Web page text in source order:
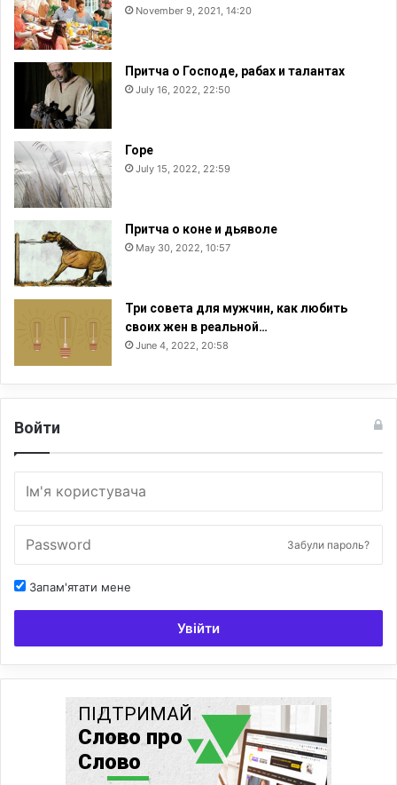
November 9, 2021, 14:20
Притча о Господе, рабах и талантах
July 16, 2022, 22:50
Горе
July 15, 2022, 22:59
Притча о коне и дьяволе
May 30, 2022, 10:57
Три совета для мужчин, как любить
своих жен в реальной…
June 4, 2022, 20:58
Войти
Забули пароль?
Запам'ятати мене
Увійти